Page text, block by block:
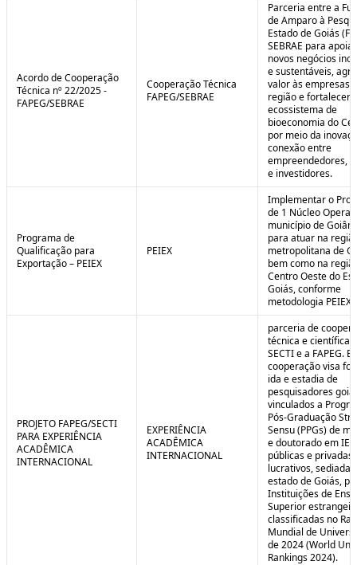
Acordo de Cooperação
Técnica nº 22/2025 -
FAPEG/SEBRAE
Cooperação Técnica
FAPEG/SEBRAE
Parceria entre a
de Amparo à
Estado de Goiás
SEBRAE para
novos negócios
e sustentáveis,
valor às empresas
região e fortalecer
ecossistema de
bioeconomia do
por meio da
conexão entre
empreendedores,
e investidores.
Programa de
Qualificação para
Exportação – PEIEX
PEIEX
Implementar o
de 1 Núcleo
município de
para atuar na
metropolitana de
bem como na
Centro Oeste do
Goiás, conforme
metodologia PEIEX.
PROJETO FAPEG/SECTI
PARA EXPERIÊNCIA
ACADÊMICA
INTERNACIONAL
EXPERIÊNCIA
ACADÊMICA
INTERNACIONAL
parceria de
técnica e científica
SECTI e a FAPEG.
cooperação visa
ida e estadia de
pesquisadores
vinculados a
Pós-Graduação
Sensu (PPGs) de
e doutorado em IES
públicas e privadas
lucrativos,
estado de Goiás,
Instituições de
Superior
classificadas no
Mundial de
de 2024 (World
Rankings 2024).